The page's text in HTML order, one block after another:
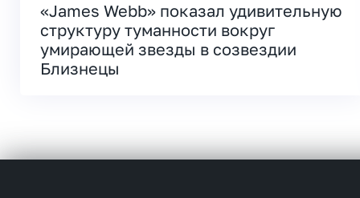
«James Webb» показал удивительную
структуру туманности вокруг
умирающей звезды в созвездии
Близнецы